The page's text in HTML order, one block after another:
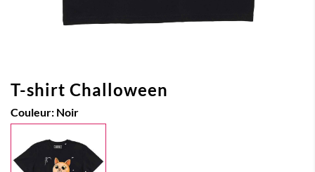
T-shirt Challoween
Couleur: Noir